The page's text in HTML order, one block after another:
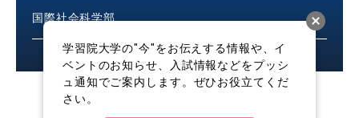
国際社会科学部
学習院大学の"今"をお伝えする情報や、イ
ベントのお知らせ、入試情報などをプッシ
ュ通知でご案内します。ぜひお役立てくだ
さい。